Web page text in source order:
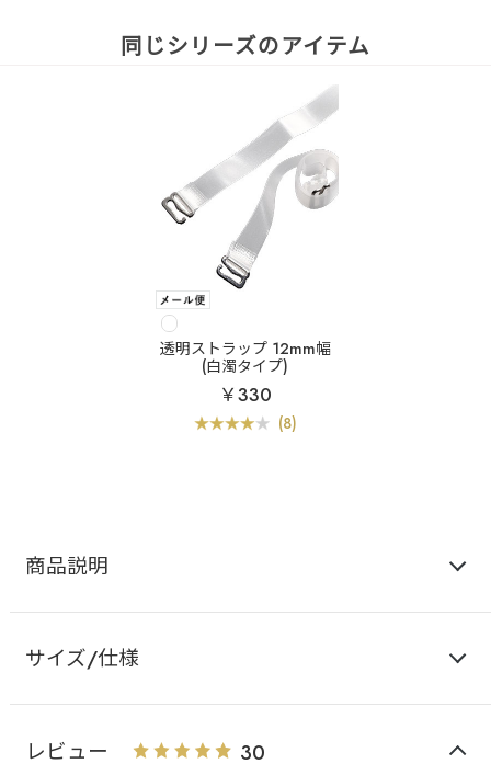
同じシリーズのアイテム
透明ストラップ 12mm幅
(白濁タイプ)
￥330
(8)
商品説明
サイズ/仕様
レビュー 30